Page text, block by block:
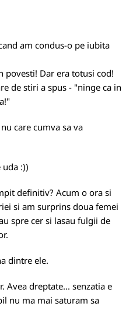
am condus-o pe iubita
povesti! Dar era totusi cod!
de stiri a spus - "ninge ca in
care cumva sa va
uda :))
definitiv? Acum o ora si
si am surprins doua femei
spre cer si lasau fulgii de
dintre ele.
Avea dreptate... senzatia e
nu ma mai saturam sa